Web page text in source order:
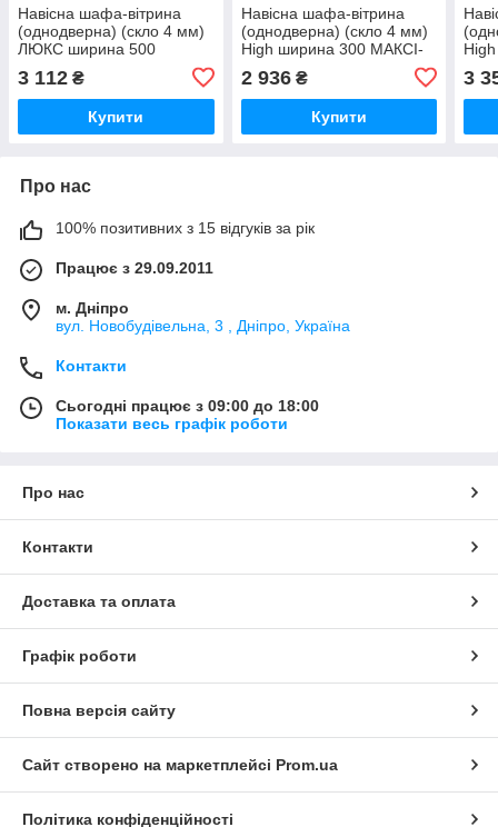
Навісна шафа-вітрина
(однодверна) (скло 4 мм)
ЛЮКС ширина 500
МЕбель Дуб сонома/Білий
гладкий
3 112 ₴
Купити
Навісна шафа-вітрина
(однодверна) (скло 4 мм)
High ширина 300 МАКСІ-
Мібель Дуб сонома/Білий
гладкий (74036)
2 936₴
Купити
3
Про нас
100% позитивних з 15 відгуків за рік
Працює з 29.09.2011
м. Дніпро
вул. Новобудівельна, 3 , Дніпро, Україна
Контакти
Сьогодні працює з 09:00 до 18:00
Показати весь графік роботи
Про нас
Контакти
Доставка та оплата
Графік роботи
Повна версія сайту
Сайт створено на маркетплейсі Prom.ua
Політика конфіденційності